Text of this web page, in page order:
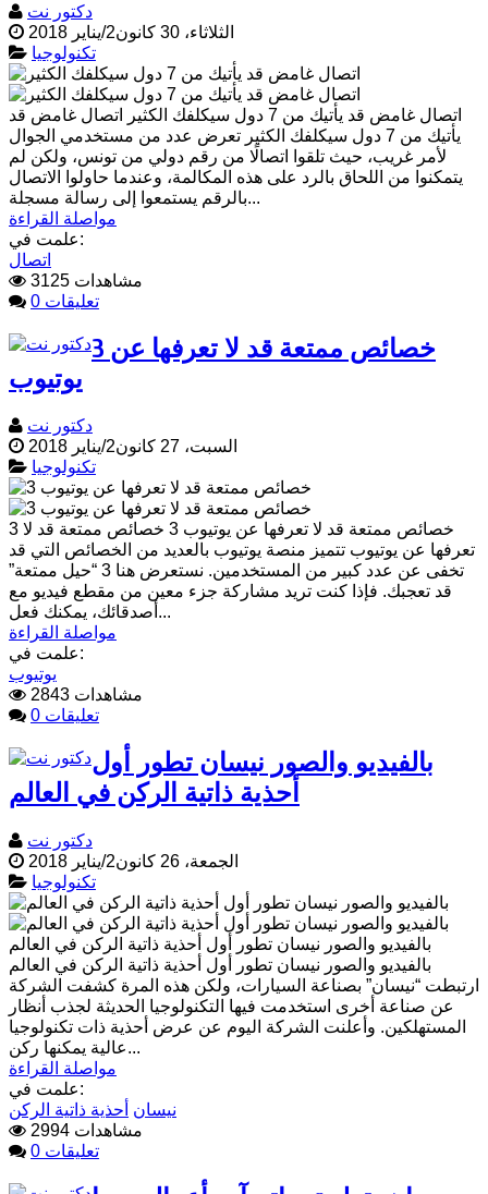
دكتور نت
الثلاثاء، 30 كانون2/يناير 2018
تكنولوجيا
اتصال غامض قد يأتيك من 7 دول سيكلفك الكثير اتصال غامض قد
يأتيك من 7 دول سيكلفك الكثير تعرض عدد من مستخدمي الجوال
لأمر غريب، حيث تلقوا اتصالًا من رقم دولي من تونس، ولكن لم
يتمكنوا من اللحاق بالرد على هذه المكالمة، وعندما حاولوا الاتصال
بالرقم يستمعوا إلى رسالة مسجلة...
مواصلة القراءة
علمت في:
اتصال
3125 مشاهدات
0 تعليقات
3 خصائص ممتعة قد لا تعرفها عن
يوتيوب
دكتور نت
السبت، 27 كانون2/يناير 2018
تكنولوجيا
3 خصائص ممتعة قد لا تعرفها عن يوتيوب 3 خصائص ممتعة قد لا
تعرفها عن يوتيوب تتميز منصة يوتيوب بالعديد من الخصائص التي قد
تخفى عن عدد كبير من المستخدمين. نستعرض هنا 3 “حيل ممتعة”
قد تعجبك. فإذا كنت تريد مشاركة جزء معين من مقطع فيديو مع
أصدقائك، يمكنك فعل...
مواصلة القراءة
علمت في:
يوتيوب
2843 مشاهدات
0 تعليقات
بالفيديو والصور نيسان تطور أول
أحذية ذاتية الركن في العالم
دكتور نت
الجمعة، 26 كانون2/يناير 2018
تكنولوجيا
بالفيديو والصور نيسان تطور أول أحذية ذاتية الركن في العالم
بالفيديو والصور نيسان تطور أول أحذية ذاتية الركن في العالم
ارتبطت “نيسان” بصناعة السيارات، ولكن هذه المرة كشفت الشركة
عن صناعة أخرى استخدمت فيها التكنولوجيا الحديثة لجذب أنظار
المستهلكين. وأعلنت الشركة اليوم عن عرض أحذية ذات تكنولوجيا
عالية يمكنها ركن...
مواصلة القراءة
علمت في:
نيسان أحذية ذاتية الركن
2994 مشاهدات
0 تعليقات